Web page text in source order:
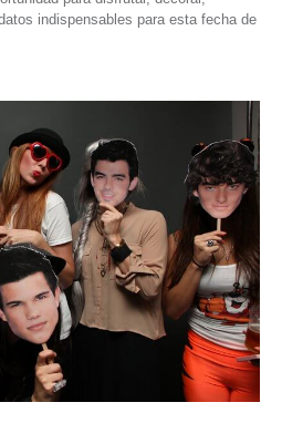
indispensables para esta fecha de